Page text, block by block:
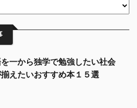
一から独学で勉強したい社会
揃えたいおすすめ本１５選